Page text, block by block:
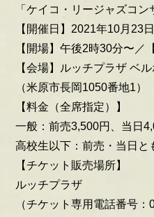
「ケイコ・リージャズコン
【開催日】2021年10月23日
【開場】午後2時30分〜／
【会場】ルッチプラザ ベ
（米原市長岡1050番地1）
【料金（全席指定）】
一般：前売3,500円、当日
高校生以下：前売・当日と
【チケット販売場所】
ルッチプラザ
（チケット専用電話番号：